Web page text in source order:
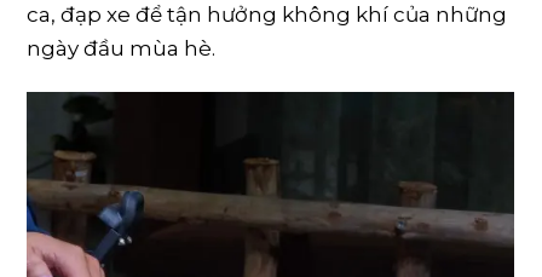
ca, đạp xe để tận hưởng không khí của những
ngày đầu mùa hè.